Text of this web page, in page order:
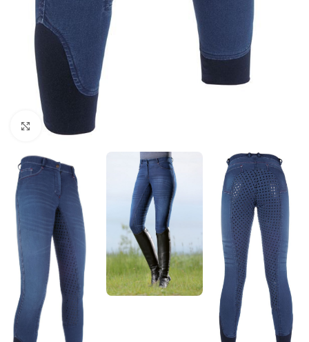
Click to enlarge